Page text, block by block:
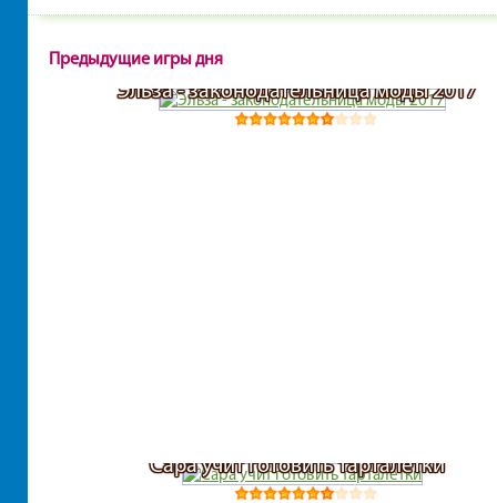
Предыдущие игры дня
Эльза - законодательница моды 2017
Сара учит готовить тарталетки